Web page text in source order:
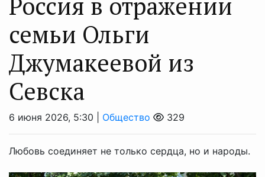
семьи Ольги
Джумакеевой из
Севска
6 июня 2026, 5:30 | Общество 329
Любовь соединяет не только сердца, но и народы.